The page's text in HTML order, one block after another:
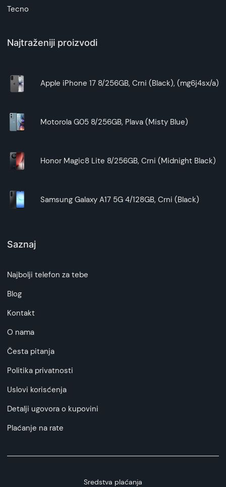
Tecno
Najtraženiji proizvodi
Apple iPhone 17 8/256GB, Crni (Black), (mg6j4sx/a)
Motorola G05 8/256GB, Plava (Misty Blue)
Honor Magic8 Lite 8/256GB, Crni (Midnight Black)
Samsung Galaxy A17 5G 4/128GB, Crni (Black)
Saznaj
Najbolji telefon za tebe
Blog
Kontakt
O nama
Česta pitanja
Politika privatnosti
Uslovi korisćenja
Detalji ugovora o kupovini
Plaćanje na rate
Sredstva plaćanja